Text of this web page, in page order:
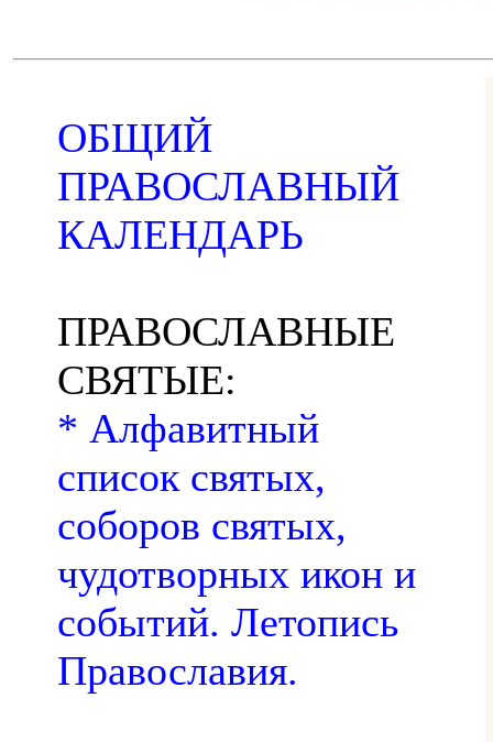
ОБЩИЙ
ПРАВОСЛАВНЫЙ
КАЛЕНДАРЬ
ПРАВОСЛАВНЫЕ
СВЯТЫЕ:
* Алфавитный
список святых,
соборов святых,
чудотворных икон и
событий. Летопись
Православия.